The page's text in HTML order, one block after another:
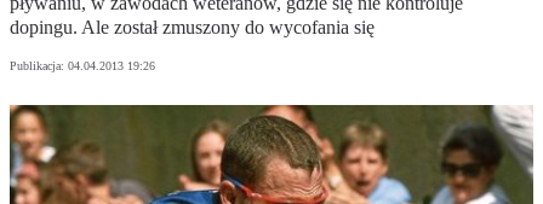
dopingu. Ale został zmuszony do wycofania się
Publikacja: 04.04.2013 19:26